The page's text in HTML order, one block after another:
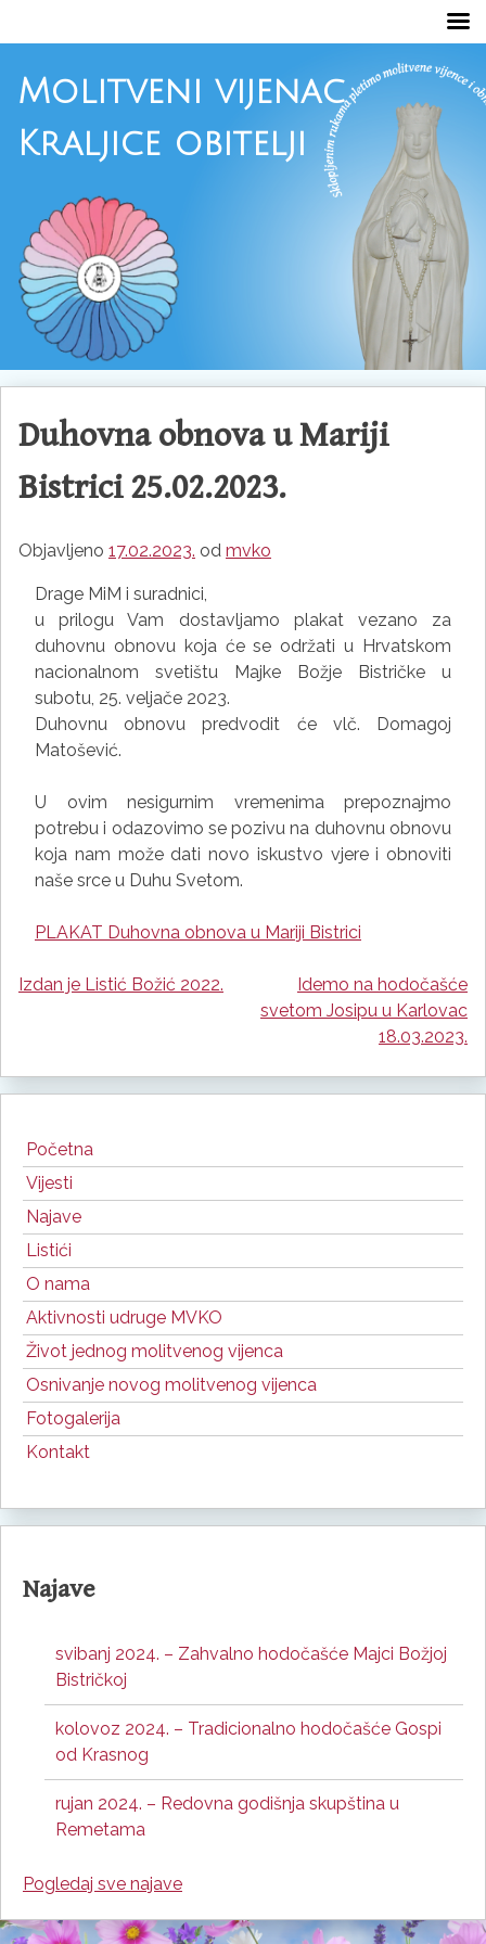
Molitveni vijenac
Kraljice obitelji
do
sadržaja
Duhovna obnova u Mariji
Bistrici 25.02.2023.
Objavljeno 17.02.2023. od mvko
Drage MiM i suradnici,
u prilogu Vam dostavljamo plakat vezano za
duhovnu obnovu koja će se održati u Hrvatskom
nacionalnom svetištu Majke Božje Bistričke u
subotu, 25. veljače 2023.
Duhovnu obnovu predvodit će vlč. Domagoj
Matošević.
U ovim nesigurnim vremenima prepoznajmo
potrebu i odazovimo se pozivu na duhovnu obnovu
koja nam može dati novo iskustvo vjere i obnoviti
naše srce u Duhu Svetom.
PLAKAT Duhovna obnova u Mariji Bistrici
Navigacija
Izdan je Listić Božić 2022.
Idemo na hodočašće
svetom Josipu u Karlovac
18.03.2023.
Početna
Vijesti
Najave
Listići
O nama
Aktivnosti udruge MVKO
Život jednog molitvenog vijenca
Osnivanje novog molitvenog vijenca
Fotogalerija
Kontakt
Najave
svibanj 2024. – Zahvalno hodočašće Majci Božjoj
Bistričkoj
kolovoz 2024. – Tradicionalno hodočašće Gospi
od Krasnog
rujan 2024. – Redovna godišnja skupština u
Remetama
Pogledaj sve najave